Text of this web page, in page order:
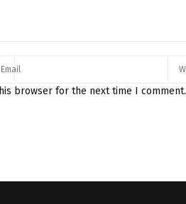
browser for the next time I comment.